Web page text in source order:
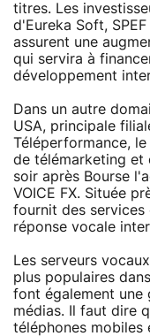
titres. Les
d'Eureka Soft,
assurent une
qui servira à
développement
Dans un autre
USA, principale
Téléperformance,
de télémarketing et
soir après Bourse
VOICE FX. Située
fournit des services
réponse vocale
Les serveurs
plus populaires
font également une
médias. Il faut dire
téléphones mobiles